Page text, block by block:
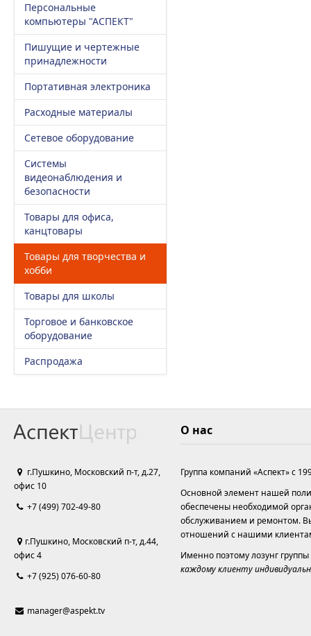
Персональные
компьютеры "АСПЕКТ"
Пишущие и чертежные
принадлежности
Портативная электроника
Расходные материалы
Сетевое оборудование
Системы
видеонаблюдения и
безопасности
Товары для офиса,
канцтовары
Товары для творчества и
хобби
Товары для школы
Торговое и банковское
оборудование
Распродажа
г.Пушкино, Московский п-т, д.27,
офис 10
+7 (499) 702-49-80
г.Пушкино, Московский п-т, д.44,
офис 4
+7 (925) 076-60-80
manager@aspekt.tv
О нас
Группа компаний «Аспект» с
Основной элемент нашей
обеспечены необходимой
обслуживанием и ремонтом.
отношений с нашими
Именно поэтому лозунг
каждому клиенту